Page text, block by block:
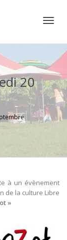
20
à un évènement
de la culture Libre
»